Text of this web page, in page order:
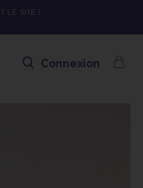
+ SPRAY + SHAMPOING
Connexion